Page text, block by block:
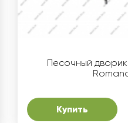
Песочный
Купить